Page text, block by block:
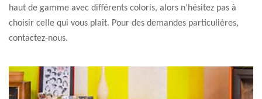
haut de gamme avec différents coloris, alors n’hésitez pas à
choisir celle qui vous plaît. Pour des demandes particulières,
contactez-nous.